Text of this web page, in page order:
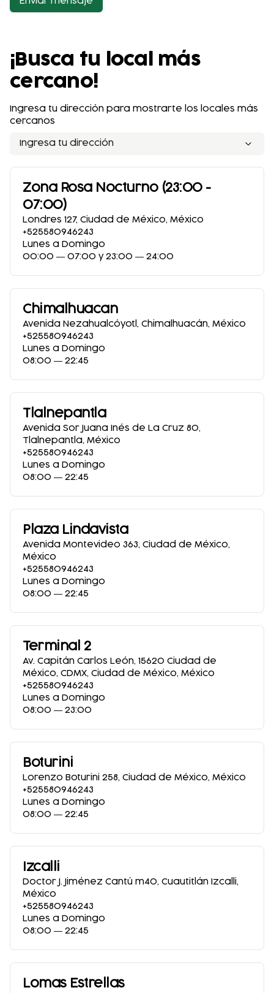
¡Busca tu local más
cercano!
Ingresa tu dirección para mostrarte los locales más
cercanos
Ingresa tu dirección
Zona Rosa Nocturno (23:00 -
07:00)
Londres 127, Ciudad de México, México
+525580946243
Lunes a Domingo
00:00 ― 07:00 y 23:00 ― 24:00
Chimalhuacan
Avenida Nezahualcóyotl , Chimalhuacán, México
+525580946243
Lunes a Domingo
08:00 ― 22:45
Tlalnepantla
Avenida Sor Juana Inés de La Cruz 80,
Tlalnepantla, México
+525580946243
Lunes a Domingo
08:00 ― 22:45
Plaza Lindavista
Avenida Montevideo 363, Ciudad de México,
México
+525580946243
Lunes a Domingo
08:00 ― 22:45
Terminal 2
Av. Capitán Carlos León, 15620 Ciudad de
México, CDMX, Ciudad de México, México
+525580946243
Lunes a Domingo
08:00 ― 23:00
Boturini
Lorenzo Boturini 258, Ciudad de México, México
+525580946243
Lunes a Domingo
08:00 ― 22:45
Izcalli
Doctor J. Jiménez Cantú m40, Cuautitlán Izcalli,
México
+525580946243
Lunes a Domingo
08:00 ― 22:45
Lomas Estrellas